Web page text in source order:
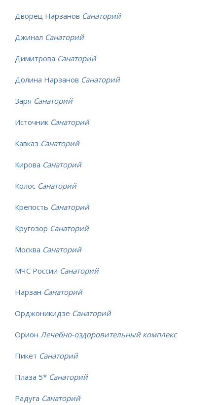
Дворец Нарзанов Санаторий
Джинал Санаторий
Димитрова Санаторий
Долина Нарзанов Санаторий
Заря Санаторий
Источник Санаторий
Кавказ Санаторий
Кирова Санаторий
Колос Санаторий
Крепость Санаторий
Кругозор Санаторий
Москва Санаторий
МЧС России Санаторий
Нарзан Санаторий
Орджоникидзе Санаторий
Орион Лечебно-оздоровительный комплекс
Пикет Санаторий
Плаза 5* Санаторий
Радуга Санаторий